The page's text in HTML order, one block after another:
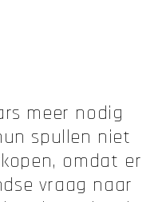
meer nodig
spullen niet
omdat er
vraag naar